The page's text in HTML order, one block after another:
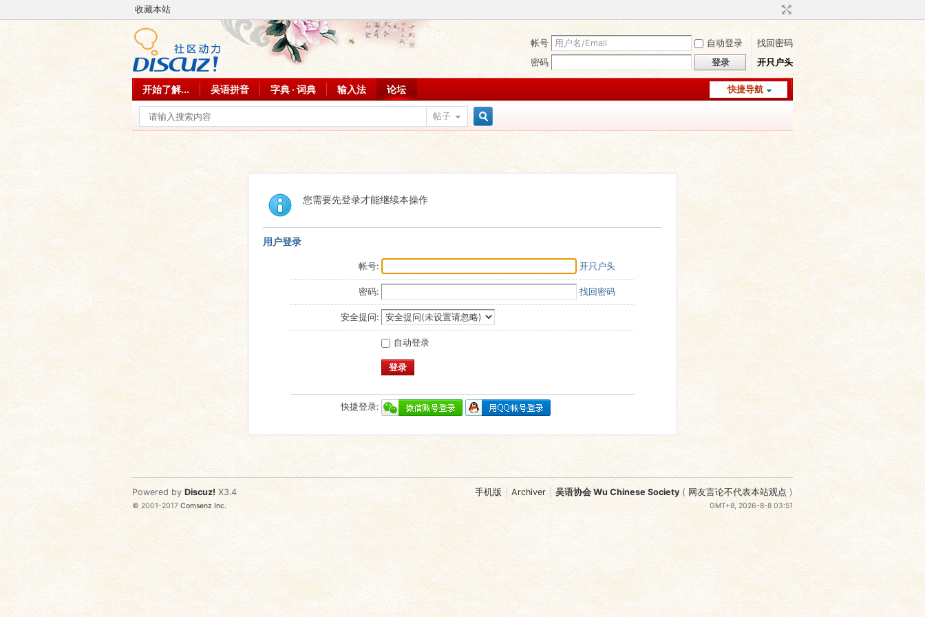
收藏本站
帐号 自动登录
找回密码
密码
登录 开只户头
快捷导航
开始了解... 吴语拼音 字典 · 词典 输入法 论坛
帖子
您需要先登录才能继续本操作
用户登录
帐号: 开只户头
密码: 找回密码
安全提问:
自动登录
登录
快捷登录:
手机版 Archiver 吴语协会 Wu Chinese Society ( 网友言论不代表本站观点 )
GMT+8, 2026-8-8 03:51
Powered by Discuz! X3.4
© 2001-2017Comsenz Inc.